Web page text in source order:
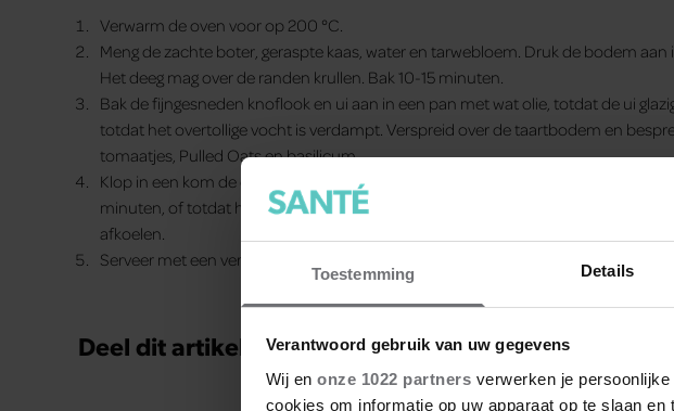
Toestemming Details
Verantwoord gebruik van uw gegevens
Wij en onze 1022 partners verwerken je
cookies om informatie op uw apparaat op te slaan
Verwarm de oven voor op 200 °C.
Meng de zachte boter, geraspte kaas, water en tarwebloem. Druk de bodem
Het deeg mag over de randen krullen. Bak 10-15 minuten.
Bak de fijngesneden knoflook en ui aan in een pan met wat olie, totdat de ui
totdat het overtollige vocht is verdampt. Verspreid over de taartbodem en
tomaatjes, Pulled Oats en basilicum.
Klop in een kom de eieren, mascarpone, geraspte kaas, zout en peper. Schenk
minuten, of totdat het midden compleet is gestold. Laat de quiche voor het
afkoelen.
Serveer met een verse salade.
Deel dit artikel op social media!